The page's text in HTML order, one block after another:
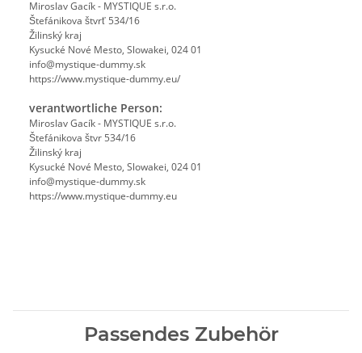
Miroslav Gacík - MYSTIQUE s.r.o.
Štefánikova štvrť 534/16
Žilinský kraj
Kysucké Nové Mesto, Slowakei, 024 01
info@mystique-dummy.sk
https://www.mystique-dummy.eu/
verantwortliche Person:
Miroslav Gacík - MYSTIQUE s.r.o.
Štefánikova štvr 534/16
Žilinský kraj
Kysucké Nové Mesto, Slowakei, 024 01
info@mystique-dummy.sk
https://www.mystique-dummy.eu
Passendes Zubehör